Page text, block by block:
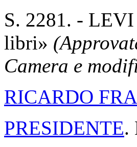
S. 2281. -
libri»
Camera e
RICARDO
PRESIDENTE.